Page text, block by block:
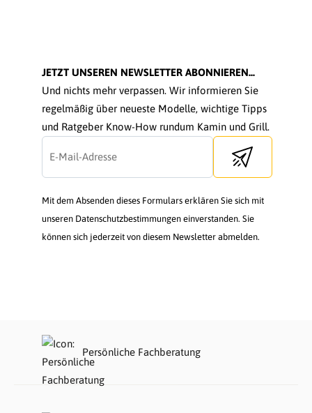
JETZT UNSEREN NEWSLETTER ABONNIEREN...
Und nichts mehr verpassen. Wir informieren Sie
regelmäßig über neueste Modelle, wichtige Tipps
und Ratgeber Know-How rundum Kamin und Grill.
Send newsletter
Mit dem Absenden dieses Formulars erklären Sie sich mit
unseren Datenschutzbestimmungen einverstanden. Sie
können sich jederzeit von diesem Newsletter abmelden.
Persönliche Fachberatung